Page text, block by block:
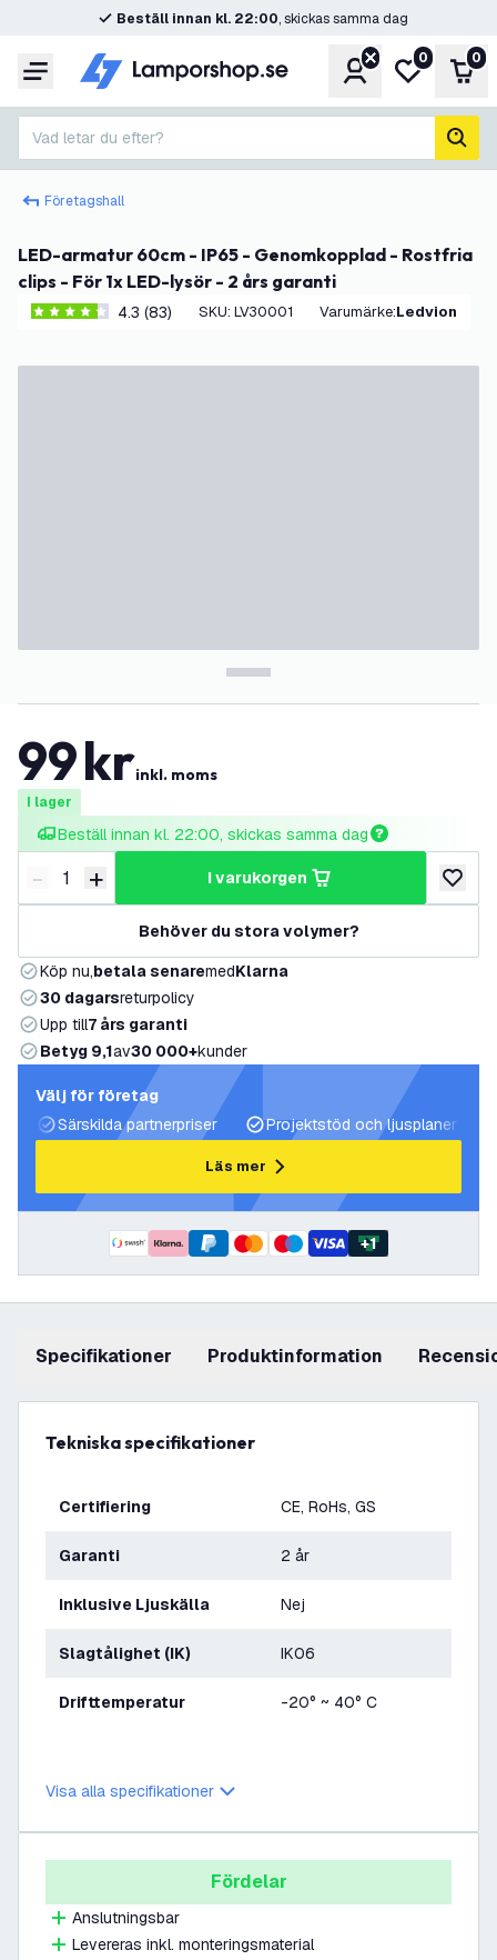
Beställ innan kl. 22:00, skickas samma dag
Meny KontoMin0 0
Vad letar du efter?
sök
Företagshall
LED-armatur 60cm - IP65 - Genomkopplad - Rostfria
clips - För 1x LED-lysör - 2 års garanti
4.3 stjärnbetyg4.3 (83) SKU: LV30001 Varumärke: Ledvion
99krinkl. moms
I lager
Beställ innan kl. 22:00, skickas samma dag
Minska antal
- Öka antal
+ i varukorgen
lägg
Behöver du stora volymer?
Köp nu,betala senaremedKlarna
30 dagarsreturpolicy
Upp till7 års garanti
Betyg 9,1av30 000+kunder
Välj för företag
Särskilda partnerpriser
Projektstöd och ljusplaner
Läs mer
+1
Specifikationer produktinformation
Tekniska specifikationer
Certifiering CE, RoHs, GS
Garanti 2 år
Inklusive Ljuskälla Nej
Slagtålighet (IK) IK06
Drifttemperatur -20° ~ 40° C
Visa alla specifikationer
Fördelar
Anslutningsbar
Levereras inkl. monteringsmaterial